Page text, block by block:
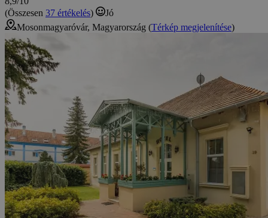
(Összesen 37 értékelés)
Jó
Mosonmagyaróvár, Magyarország (Térkép megjelenítése)